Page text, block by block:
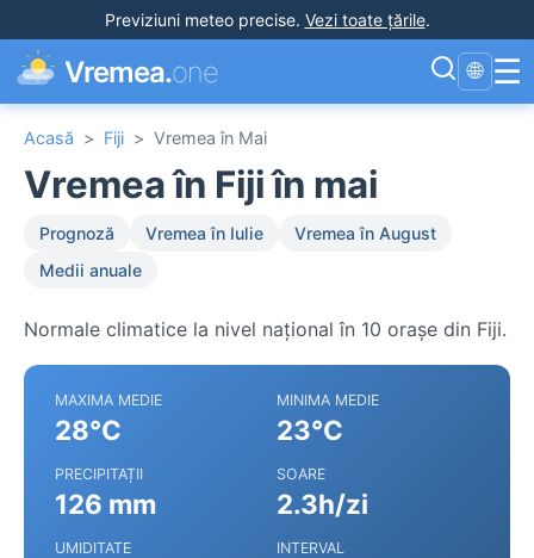
Previziuni meteo precise. Vezi toate țările.
Vremea.one 🌐 ☰
Acasă > Fiji > Vremea în Mai
Vremea în Fiji în mai
Prognoză Vremea în Iulie
Vremea în August
Medii anuale
Normale climatice la nivel național în 10 orașe din Fiji.
MAXIMA MEDIE
28°C
MINIMA MEDIE
23°C
PRECIPITAȚII
126 mm
SOARE
2.3h/zi
UMIDITATE INTERVAL